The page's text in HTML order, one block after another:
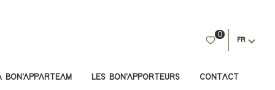
0
FR
BON'APPARTEAM LES BON'APPORTEURS CONTACT